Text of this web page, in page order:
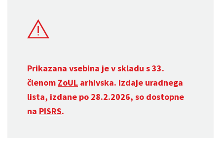
Prikazana vsebina je v skladu s 33.
členom ZoUL arhivska. Izdaje uradnega
lista, izdane po 28.2.2026, so dostopne
na PISRS.